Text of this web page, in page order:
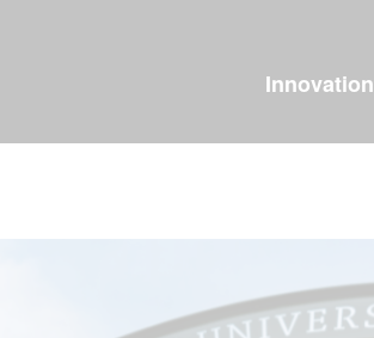
Innovation